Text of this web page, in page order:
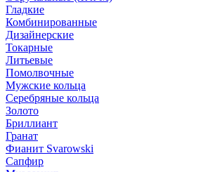
Гладкие
Комбинированные
Дизайнерские
Токарные
Литьевые
Помолвочные
Мужские кольца
Серебряные кольца
Золото
Бриллиант
Гранат
Фианит Svarowski
Сапфир